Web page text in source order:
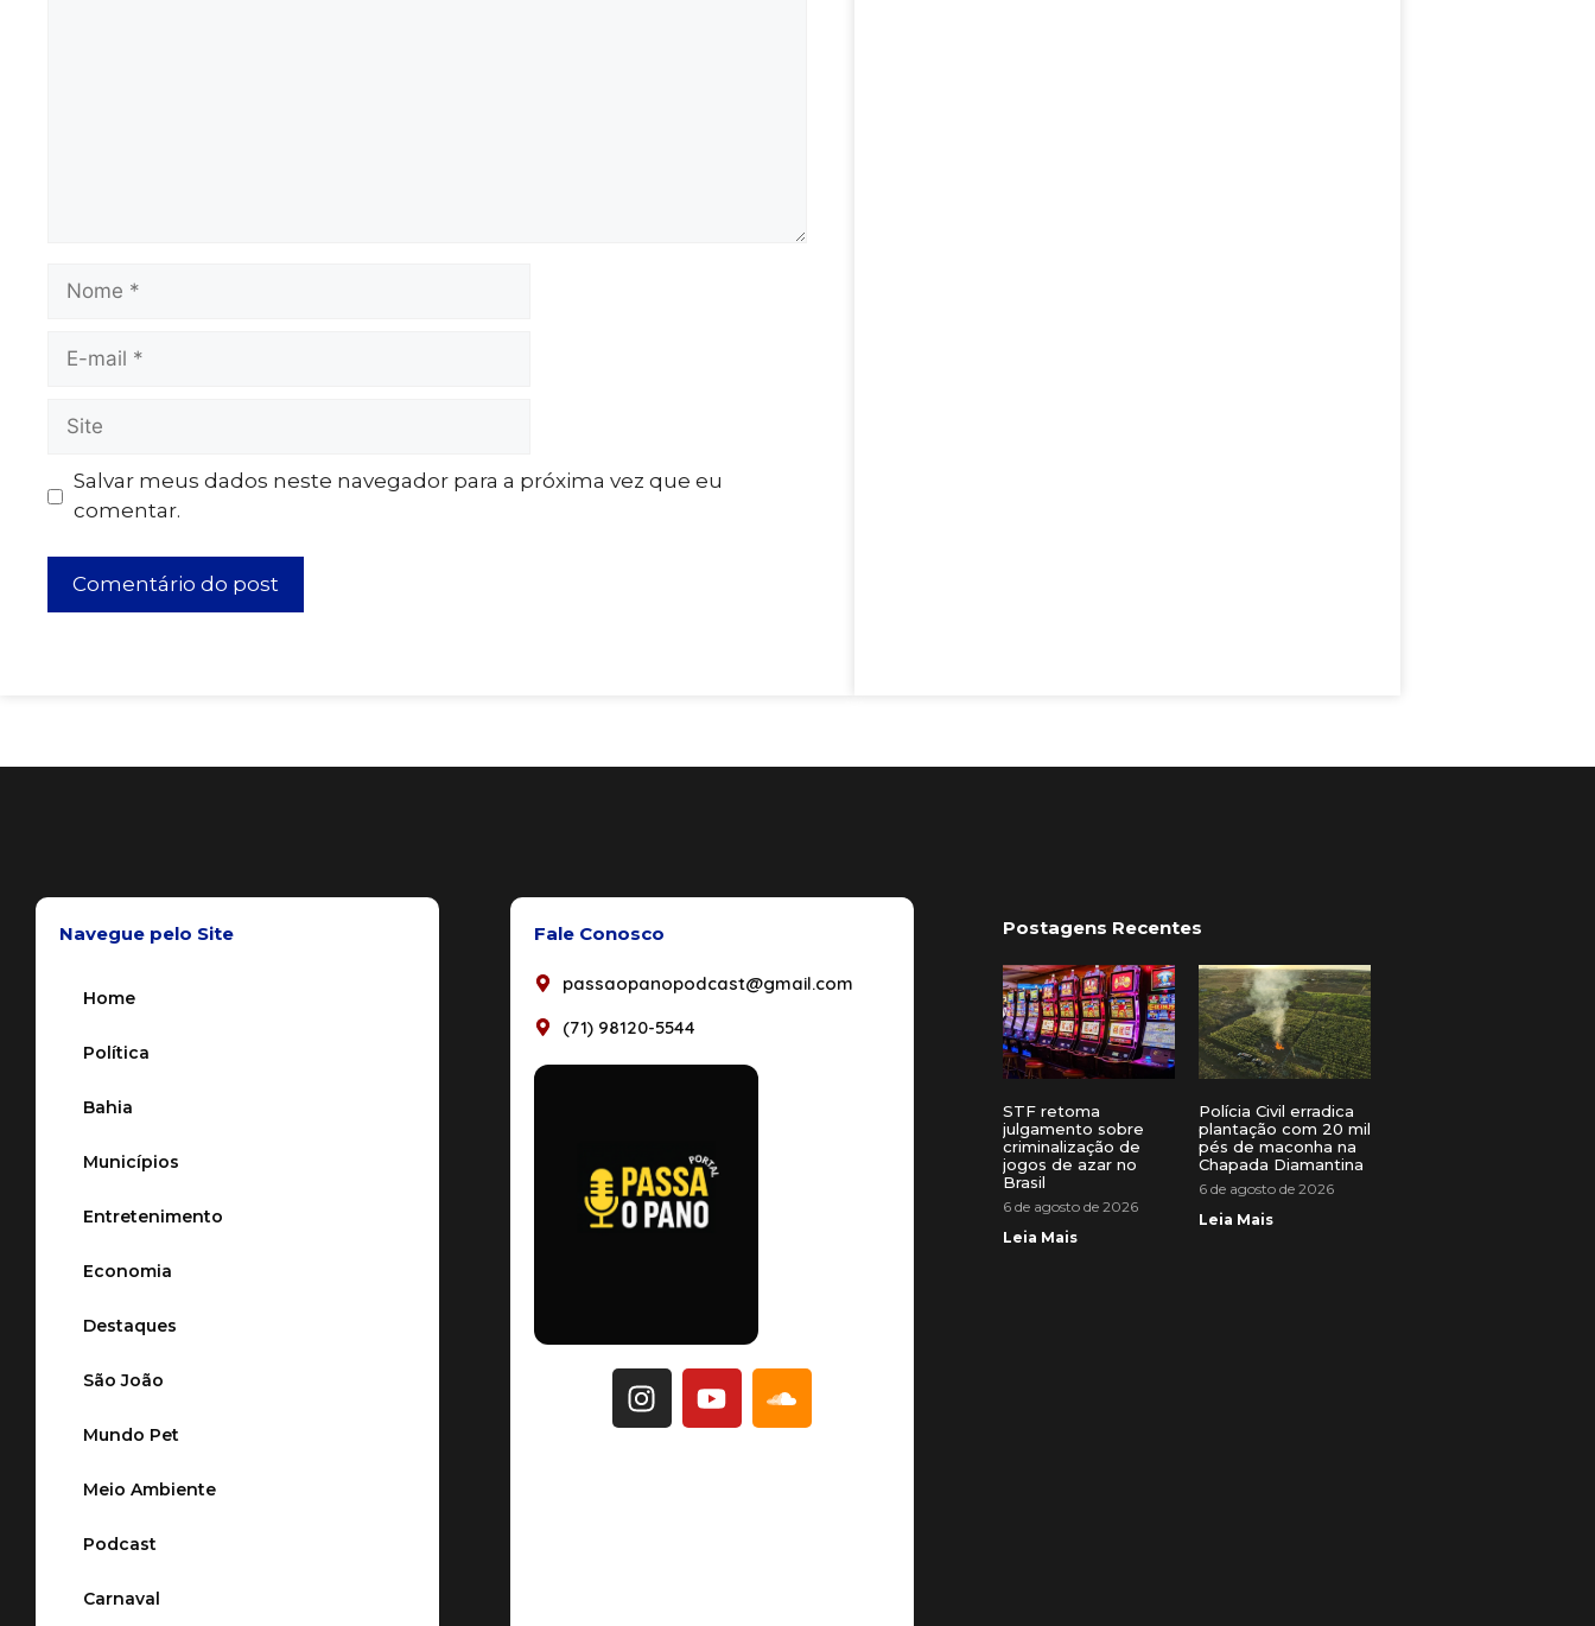
Salvar meus dados neste navegador para a próxima vez que eu
comentar.
Navegue pelo Site
Home
Política
Bahia
Municípios
Entretenimento
Economia
Destaques
São João
Mundo Pet
Meio Ambiente
Podcast
Carnaval
Fale Conosco
passaopanopodcast@gmail.com
(71) 98120-5544
Postagens Recentes
STF retoma
julgamento sobre
criminalização de
jogos de azar no
Brasil
6 de agosto de 2026
Leia Mais
Polícia Civil erradica
plantação com 20 mil
pés de maconha na
Chapada Diamantina
6 de agosto de 2026
Leia Mais